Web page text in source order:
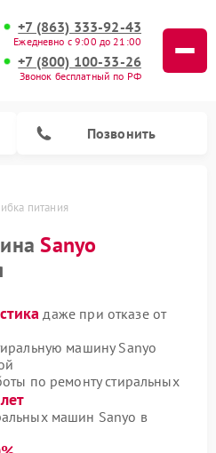
+7 (863) 333-92-43
Ежедневно с 9:00 до 21:00
+7 (800) 100-33-26
Звонок бесплатный по РФ
Позвонить
питания
Sanyo
даже при отказе от
машину Sanyo
по ремонту стиральных
машин Sanyo в